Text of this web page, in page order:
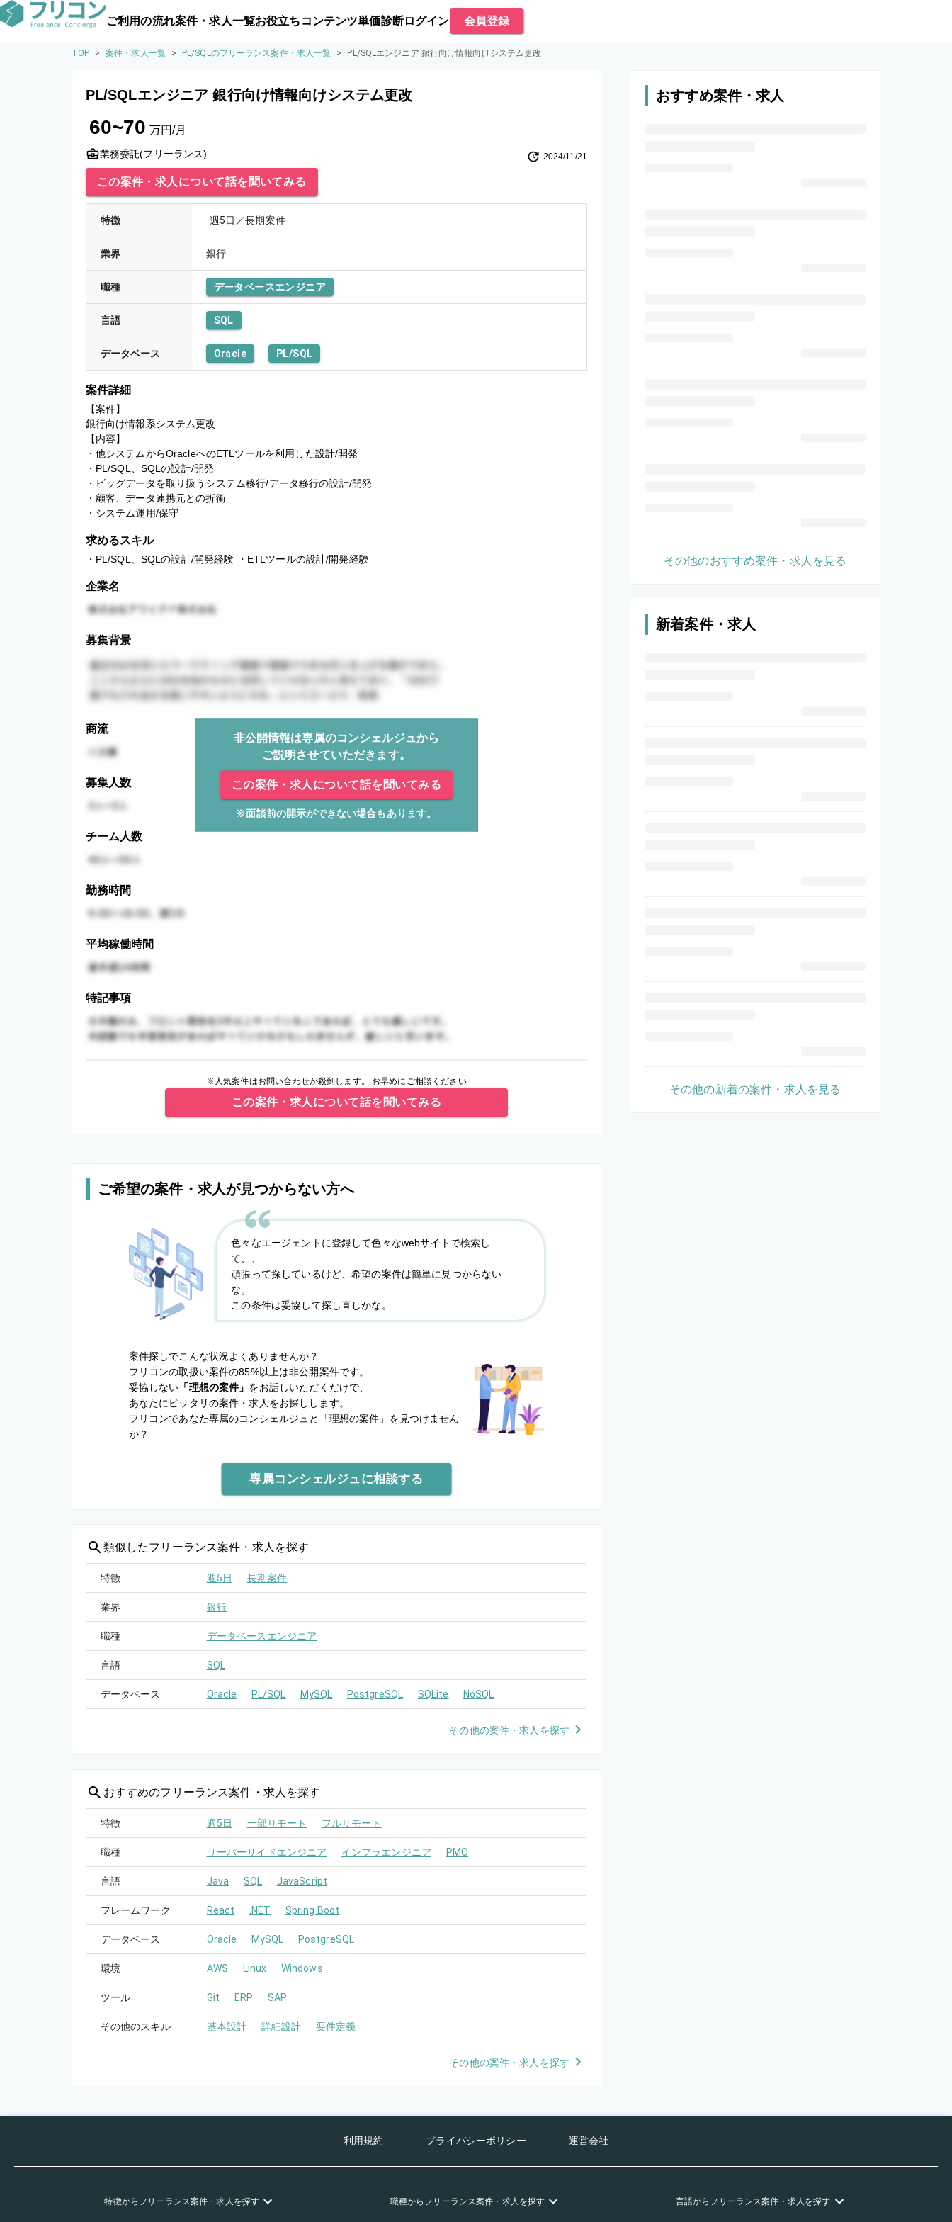
ご利用の流れ案件・求人一覧お役立ちコンテンツ単価診断ログイン 会員登録
TOP > 案件・求人一覧 > PL/SQLのフリーランス案件・求人一覧 > PL/SQLエンジニア 銀行向け情報向けシステム更改
PL/SQLエンジニア 銀行向け情報向けシステム更改
60~70 万円/月
業務委託(フリーランス) 2024/11/21
この案件・求人について話を聞いてみる
特徴 週5日／長期案件
業界 銀行
職種 データベースエンジニア
言語 SQL
データベース Oracle PL/SQL
案件詳細
【案件】
銀行向け情報系システム更改
【内容】
・他システムからOracleへのETLツールを利用した設計/開発
・PL/SQL、SQLの設計/開発
・ビッグデータを取り扱うシステム移行/データ移行の設計/開発
・顧客、データ連携元との折衝
・システム運用/保守
求めるスキル
・PL/SQL、SQLの設計/開発経験 ・ETLツールの設計/開発経験
企業名
募集背景
商流
非公開情報は専属のコンシェルジュから
ご説明させていただきます。
この案件・求人について話を聞いてみる
※面談前の開示ができない場合もあります。
募集人数
チーム人数
勤務時間
平均稼働時間
特記事項
※人気案件はお問い合わせが殺到します。 お早めにご相談ください
この案件・求人について話を聞いてみる
ご希望の案件・求人が見つからない方へ
色々なエージェントに登録して色々なwebサイトで検索し
て、、
頑張って探しているけど、希望の案件は簡単に見つからない
な。
この条件は妥協して探し直しかな。
案件探しでこんな状況よくありませんか？
フリコンの取扱い案件の85%以上は非公開案件です。
妥協しない 「理想の案件」 をお話しいただくだけで、
あなたにピッタリの案件・求人をお探しします。
フリコンであなた専属のコンシェルジュと
「理想の案件」を見つけません
か？
専属コンシェルジュに相談する
類似したフリーランス案件・求人を探す
特徴 週5日 長期案件
業界 銀行
職種 データベースエンジニア
言語 SQL
データベース Oracle PL/SQL MySQL PostgreSQL SQLite NoSQL
その他の案件・求人を探す
おすすめのフリーランス案件・求人を探す
特徴 週5日 一部リモート フルリモート
職種 サーバーサイドエンジニア インフラエンジニア PMO
言語 Java SQL JavaScript
フレームワーク React .NET Spring Boot
データベース Oracle MySQL PostgreSQL
環境 AWS Linux Windows
ツール Git ERP SAP
その他のスキル 基本設計 詳細設計 要件定義
その他の案件・求人を探す
おすすめ案件・求人
その他のおすすめ案件・求人を見る
新着案件・求人
その他の新着の案件・求人を見る
利用規約 プライバシーポリシー 運営会社
特徴からフリーランス案件・求人を探す 職種からフリーランス案件・求人を探す 言語からフリーランス案件・求人を探す